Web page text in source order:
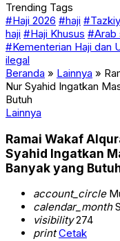
Trending Tags
#Haji 2026 #haji
haji #Haji Khusus #Arab
#Kementerian Haji dan
ilegal
Beranda » Lainnya »
Nur Syahid Ingatkan
Butuh
Lainnya
Ramai Wakaf
Syahid Ingatkan
Banyak yang
account_circle
calendar_month
visibility274
print Cetak